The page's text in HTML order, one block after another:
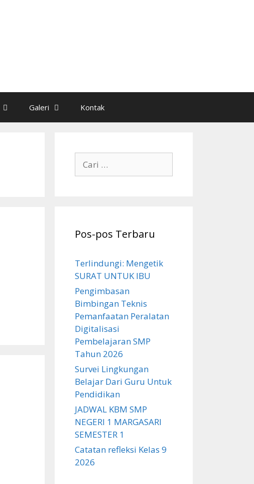
Galeri Kontak
untuk:
Pos-pos Terbaru
Terlindungi: Mengetik
SURAT UNTUK IBU
Pengimbasan
Bimbingan Teknis
Pemanfaatan Peralatan
Digitalisasi
Pembelajaran SMP
Tahun 2026
Survei Lingkungan
Belajar Dari Guru Untuk
Pendidikan
JADWAL KBM SMP
NEGERI 1 MARGASARI
SEMESTER 1
Catatan refleksi Kelas 9
2026